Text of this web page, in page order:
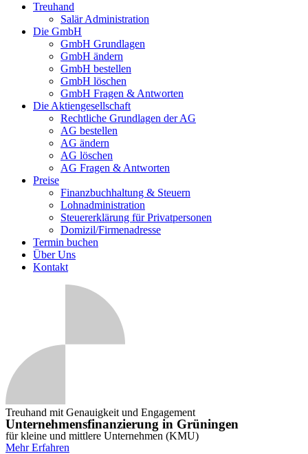
Treuhand
Salär Administration
Die GmbH
GmbH Grundlagen
GmbH ändern
GmbH bestellen
GmbH löschen
GmbH Fragen & Antworten
Die Aktiengesellschaft
Rechtliche Grundlagen der AG
AG bestellen
AG ändern
AG löschen
AG Fragen & Antworten
Preise
Finanzbuchhaltung & Steuern
Lohnadministration
Steuererklärung für Privatpersonen
Domizil/Firmenadresse
Termin buchen
Über Uns
Kontakt
Treuhand mit Genauigkeit und Engagement
Unternehmensfinanzierung in Grüningen
für kleine und mittlere Unternehmen (KMU)
Mehr Erfahren